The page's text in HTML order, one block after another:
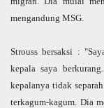
mengandung MSG.
Strouss bersaksi :
kepala saya
kepalanya tidak
terkagum-kagum. Dia